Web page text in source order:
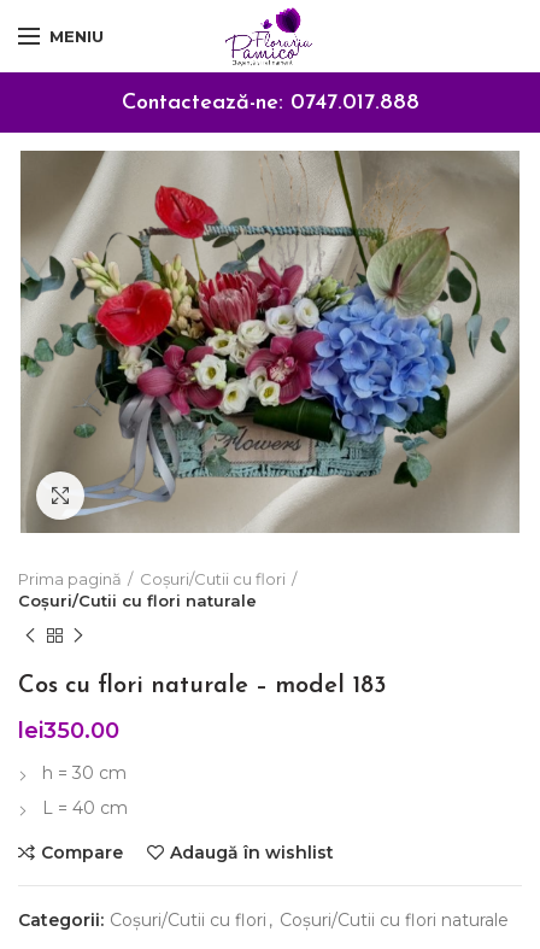
MENIU
Contactează-ne: 0747.017.888
Click to enlarge
Prima pagină
Coșuri/Cutii cu flori
Coșuri/Cutii cu flori naturale
Cos cu flori naturale – model 183
lei350.00
h = 30 cm
L = 40 cm
Compare Adaugă în wishlist
Categorii: Coșuri/Cutii cu flori , Coșuri/Cutii cu flori naturale